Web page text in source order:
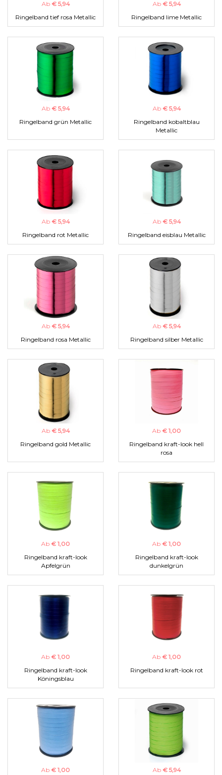
Ab € 5,94
Ringelband tief rosa Metallic
Ab € 5,94
Ringelband lime Metallic
Ab € 5,94
Ringelband grün Metallic
Ab € 5,94
Ringelband kobaltblau
Metallic
Ab € 5,94
Ringelband rot Metallic
Ab € 5,94
Ringelband eisblau Metallic
Ab € 5,94
Ringelband rosa Metallic
Ab € 5,94
Ringelband silber Metallic
Ab € 5,94
Ringelband gold Metallic
Ab € 1,00
Ringelband kraft-look hell
rosa
Ab € 1,00
Ringelband kraft-look
Apfelgrün
Ab € 1,00
Ringelband kraft-look
dunkelgrün
Ab € 1,00
Ringelband kraft-look
Köningsblau
Ab € 1,00
Ringelband kraft-look rot
Ab € 1,00 Ab € 5,94